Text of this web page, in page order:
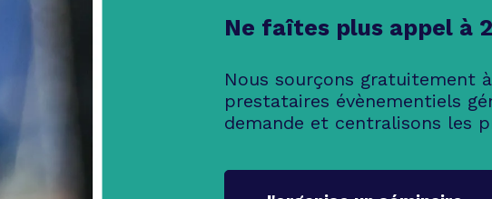
Ne faîtes plus appel à
Nous sourçons gratuitement
prestataires évènementiels
demande et centralisons les